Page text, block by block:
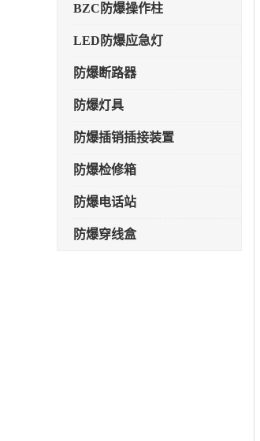
BZC防爆操作柱
LED防爆应急灯
防爆断路器
防爆灯具
防爆插销插接装置
防爆检修箱
防爆电话站
防爆穿线盒